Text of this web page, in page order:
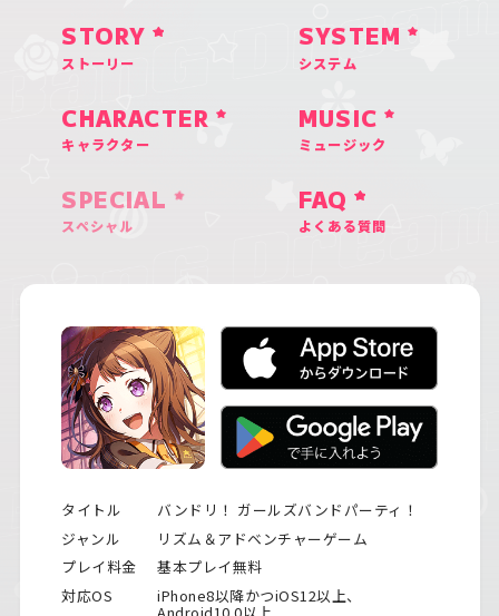
STORY
ストーリー
SYSTEM
システム
CHARACTER
キャラクター
MUSIC
ミュージック
SPECIAL
スペシャル
FAQ
よくある質問
タイトル
バンドリ！ ガールズバンドパーティ！
ジャンル
リズム＆アドベンチャーゲーム
プレイ料金
基本プレイ無料
対応OS
iPhone8以降かつiOS12以上、